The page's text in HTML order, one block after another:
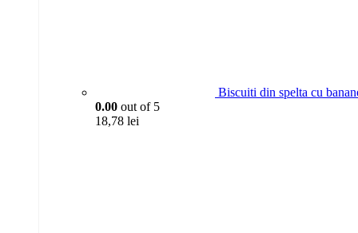
Biscuiti din spelta cu
0.00 out of 5
18,78 lei